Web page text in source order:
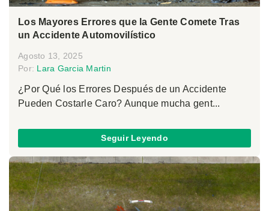
Los Mayores Errores que la Gente Comete Tras
un Accidente Automovilístico
Agosto 13, 2025
Por: Lara Garcia Martin
¿Por Qué los Errores Después de un Accidente
Pueden Costarle Caro? Aunque mucha gent...
Seguir Leyendo